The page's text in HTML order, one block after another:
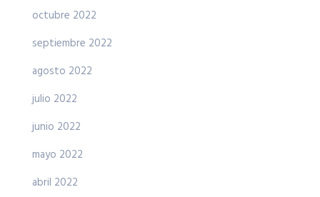
octubre 2022
septiembre 2022
agosto 2022
julio 2022
junio 2022
mayo 2022
abril 2022